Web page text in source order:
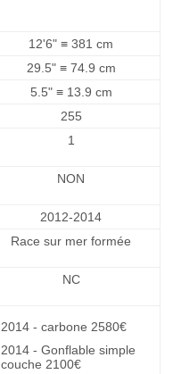
12'6" ≡ 381 cm
29.5" ≡ 74.9 cm
5.5" ≡ 13.9 cm
255
1
NON
2012-2014
Race sur mer formée
NC
2014 - carbone 2580€
2014 - Gonflable simple
couche 2100€